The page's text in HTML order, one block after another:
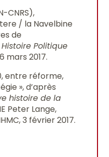
CNRS),
/ la Navelbine
de
Histoire Politique
mars 2017.
entre réforme,
», d’après
histoire de la
Peter Lange,
3 février 2017.